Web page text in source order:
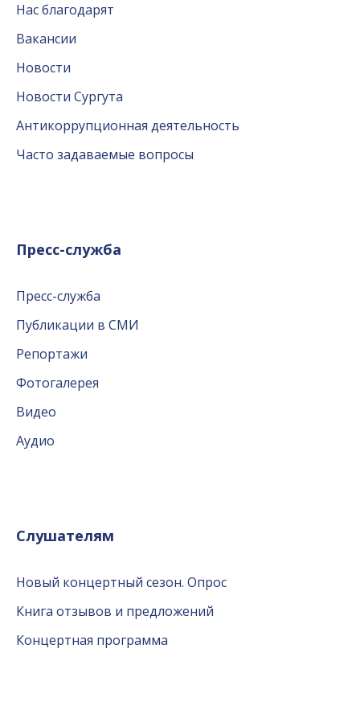
Нас благодарят
Вакансии
Новости
Новости Сургута
Антикоррупционная деятельность
Часто задаваемые вопросы
Пресс-служба
Пресс-служба
Публикации в СМИ
Репортажи
Фотогалерея
Видео
Аудио
Слушателям
Новый концертный сезон. Опрос
Книга отзывов и предложений
Концертная программа